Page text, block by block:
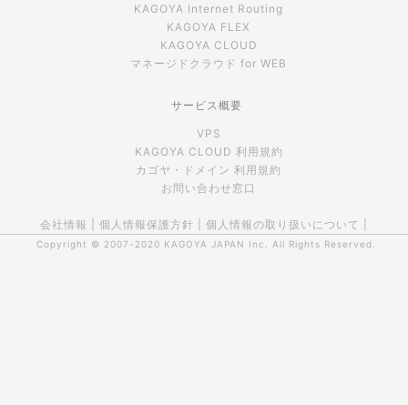
KAGOYA Internet Routing
KAGOYA FLEX
KAGOYA CLOUD
マネージドクラウド for WEB
サービス概要
VPS
KAGOYA CLOUD 利用規約
カゴヤ・ドメイン 利用規約
お問い合わせ窓口
会社情報 個人情報保護方針 個人情報の取り扱いについて
Copyright © 2007-2020 KAGOYA JAPAN Inc. All Rights Reserved.